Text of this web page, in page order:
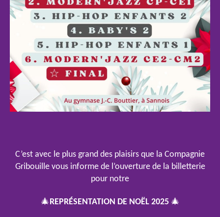
C’est avec le plus grand des plaisirs que la Compagnie
Gribouille vous informe de l’ouverture de la billetterie
pour notre
🎄REPRÉSENTATION DE NOËL 2025🎄